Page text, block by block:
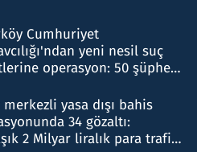
Cumhuriyet
yeni nesil suç
operasyon: 50 şüpheli
yasa dışı bahis
34 gözaltı:
2 Milyar liralık para trafiği